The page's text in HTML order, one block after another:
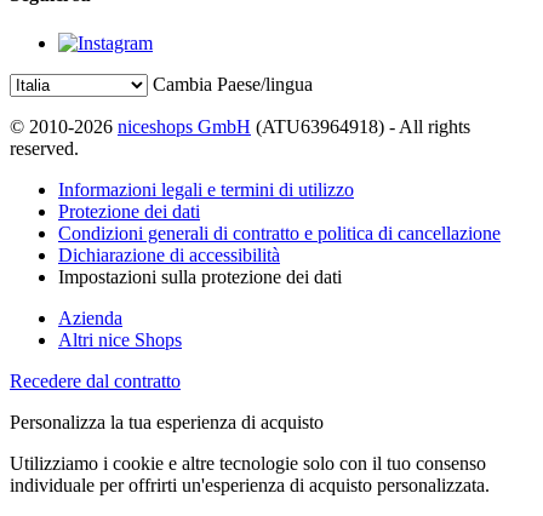
Cambia Paese/lingua
© 2010-2026 niceshops GmbH (ATU63964918) - All rights
reserved.
Informazioni legali e termini di utilizzo
Protezione dei dati
Condizioni generali di contratto e politica di cancellazione
Dichiarazione di accessibilità
Impostazioni sulla protezione dei dati
Azienda
Altri nice Shops
Recedere dal contratto
Personalizza la tua esperienza di acquisto
Utilizziamo i cookie e altre tecnologie solo con il tuo consenso
individuale per offrirti un'esperienza di acquisto personalizzata.